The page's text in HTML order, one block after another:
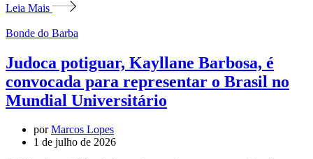
Leia Mais
Bonde do Barba
Judoca potiguar, Kayllane Barbosa, é
convocada para representar o Brasil no
Mundial Universitário
porMarcos Lopes
1 de julho de 2026